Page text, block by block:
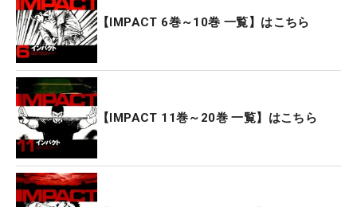
【IMPACT 6巻～10巻 一覧】はこちら
【IMPACT 11巻～20巻 一覧】はこちら